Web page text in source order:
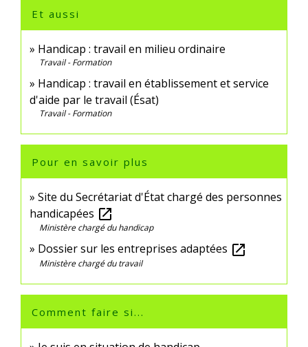
Et aussi
Handicap : travail en milieu ordinaire
Travail - Formation
Handicap : travail en établissement et service
d'aide par le travail (Ésat)
Travail - Formation
Pour en savoir plus
Site du Secrétariat d'État chargé des personnes
handicapées open_in_new
Ministère chargé du handicap
Dossier sur les entreprises adaptées open_in_new
Ministère chargé du travail
Comment faire si...